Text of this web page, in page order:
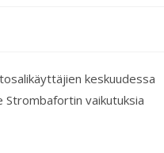
keskuudessa
Strombafortin vaikutuksia